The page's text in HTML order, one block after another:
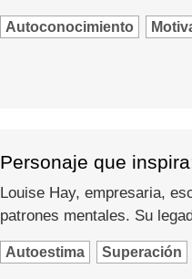
Autoconocimiento
Personaje que
Louise Hay, empresaria,
patrones mentales. Su
Autoestima Superación